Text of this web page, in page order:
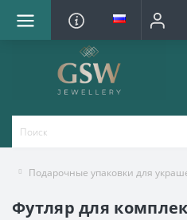
Подарочные упаковки для
Футляр для